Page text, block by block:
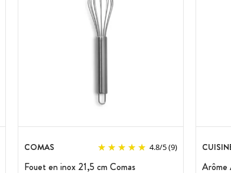
COMAS 4.8/5(9)
Fouet en inox 21,5 cm Comas
Arôme